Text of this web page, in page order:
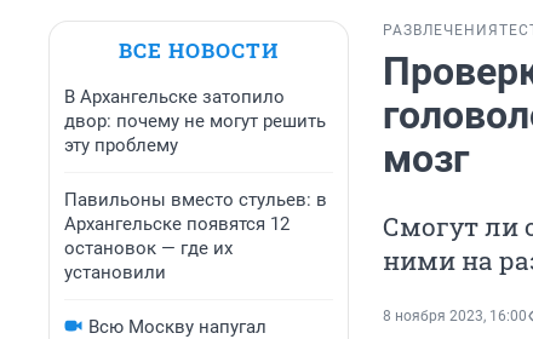
ВСЕ НОВОСТИ
В Архангельске затопило
двор: почему не могут решить
эту проблему
Павильоны вместо стульев: в
Архангельске появятся 12
остановок — где их
установили
Всю Москву напугал
РАЗВЛЕЧЕНИЯ
мозг
Смогут ли
ними на
8 ноября 2023, 16:00